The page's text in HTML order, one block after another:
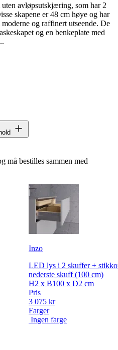
avløpsutskjæring, som har 2
skapene er 48 cm høye og har
og raffinert utseende. De
og en benkeplate med
må bestilles sammen med
Inzo
LED lys i 2 skuffer +
nederste skuff (100 cm)
H2 x B100 x D2 cm
Pris
3 075 kr
Farger
Ingen farge